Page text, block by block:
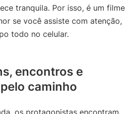
tranquila. Por isso, é um filme
se você assiste com atenção,
todo no celular.
encontros e
caminho
os protagonistas encontram